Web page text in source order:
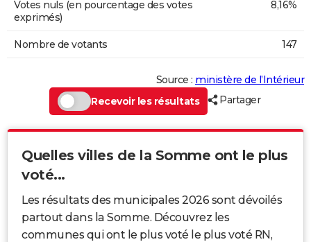
Votes nuls (en pourcentage des votes
exprimés)
8,16%
Nombre de votants 147
Source : ministère de l’Intérieur
Recevoir les résultats
Partager
Quelles villes de la Somme ont le plus
voté...
Les résultats des municipales 2026 sont dévoilés
partout dans la Somme. Découvrez les
communes qui ont le plus voté le plus voté RN,